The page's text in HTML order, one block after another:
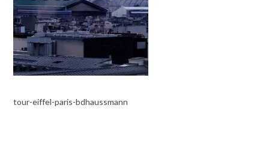
tour-eiffel-paris-bdhaussmann